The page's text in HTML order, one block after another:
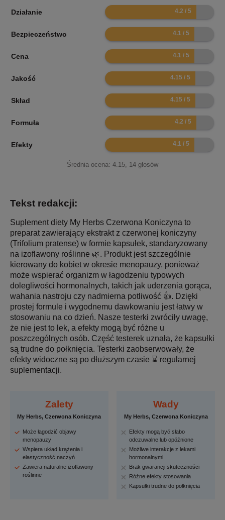
Działanie 8.4
Bezpieczeństwo 8.2
Cena 8.2
Jakość 8.3
Skład 8.3
Formuła 8.4
Efekty 8.2
Średnia ocena: 4.15 14 głosów
Tekst redakcji:
Suplement diety My Herbs Czerwona Koniczyna to
preparat zawierający ekstrakt z czerwonej koniczyny
(Trifolium pratense) w formie kapsułek, standaryzowany
na izoflawony roślinne 🌿. Produkt jest szczególnie
kierowany do kobiet w okresie menopauzy, ponieważ
może wspierać organizm w łagodzeniu typowych
dolegliwości hormonalnych, takich jak uderzenia gorąca,
wahania nastroju czy nadmierna potliwość 👍. Dzięki
prostej formule i wygodnemu dawkowaniu jest łatwy w
stosowaniu na co dzień. Nasze testerki zwróciły uwagę,
że nie jest to lek, a efekty mogą być różne u
poszczególnych osób. Część testerek uznała, że kapsułki
są trudne do połknięcia. Testerki zaobserwowały, że
efekty widoczne są po dłuższym czasie ⌛ regularnej
suplementacji.
Zalety
My Herbs, Czerwona Koniczyna
Może łagodzić objawy
menopauzy
Wspiera układ krążenia i
elastyczność naczyń
Zawiera naturalne izoflawony
roślinne
Wady
My Herbs, Czerwona Koniczyna
Efekty mogą być słabo
odczuwalne lub opóźnione
Możliwe interakcje z lekami
hormonalnymi
Brak gwarancji skuteczności
Różne efekty stosowania
Kapsułki trudne do połknięcia